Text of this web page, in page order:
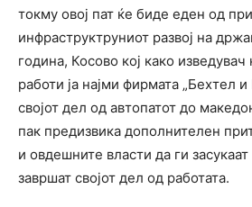
токму овој пат ќе биде еден од
инфраструктруниот развој на
година, Косово кој како
работи ја најми фирмата „Бехтел и
својот дел од автопатот до
пак предизвика дополнителен
и овдешните власти да ги
завршат својот дел од работата.